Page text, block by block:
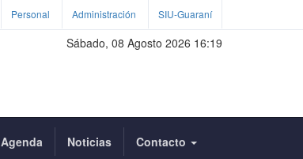
Personal Administración SIU-Guaraní
Sábado, 08 Agosto 2026 16:19
Agenda Noticias Contacto